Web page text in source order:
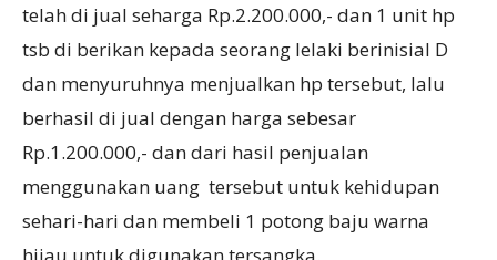
telah di jual seharga Rp.2.200.000,- dan 1 unit hp
tsb di berikan kepada seorang lelaki berinisial D
dan menyuruhnya menjualkan hp tersebut, lalu
berhasil di jual dengan harga sebesar
Rp.1.200.000,- dan dari hasil penjualan
menggunakan uang tersebut untuk kehidupan
sehari-hari dan membeli 1 potong baju warna